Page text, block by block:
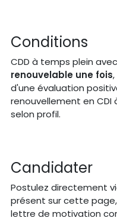
Conditions
CDD à temps plein avec
renouvelable une fois
d'une évaluation
renouvellement en
selon profil.
Candidater
Postulez directement
présent sur cette
lettre de motivation